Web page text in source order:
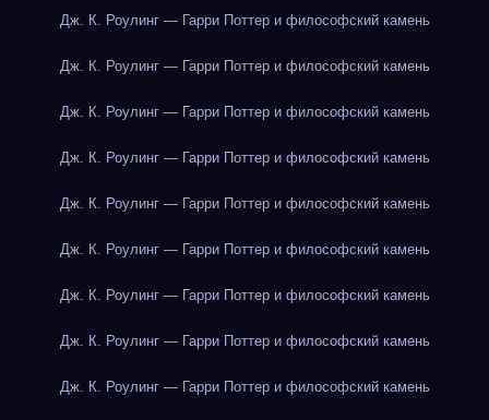
Дж. К. Роулинг — Гарри Поттер и философский камень
Дж. К. Роулинг — Гарри Поттер и философский камень
Дж. К. Роулинг — Гарри Поттер и философский камень
Дж. К. Роулинг — Гарри Поттер и философский камень
Дж. К. Роулинг — Гарри Поттер и философский камень
Дж. К. Роулинг — Гарри Поттер и философский камень
Дж. К. Роулинг — Гарри Поттер и философский камень
Дж. К. Роулинг — Гарри Поттер и философский камень
Дж. К. Роулинг — Гарри Поттер и философский камень